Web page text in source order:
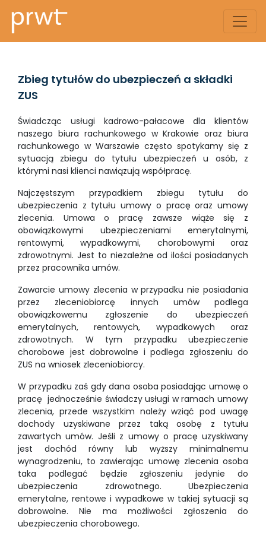
Zbieg tytułów do ubezpieczeń a składki
ZUS
Świadcząc usługi kadrowo-pałacowe dla klientów
naszego biura rachunkowego w Krakowie oraz biura
rachunkowego w Warszawie często spotykamy się z
sytuacją zbiegu do tytułu ubezpieczeń u osób, z
którymi nasi klienci nawiązują współpracę.
Najczęstszym przypadkiem zbiegu tytułu do
ubezpieczenia z tytułu umowy o pracę oraz umowy
zlecenia. Umowa o pracę zawsze wiąże się z
obowiązkowymi ubezpieczeniami emerytalnymi,
rentowymi, wypadkowymi, chorobowymi oraz
zdrowotnymi. Jest to niezależne od ilości posiadanych
przez pracownika umów.
Zawarcie umowy zlecenia w przypadku nie posiadania
przez zleceniobiorcę innych umów podlega
obowiązkowemu zgłoszenie do ubezpieczeń
emerytalnych, rentowych, wypadkowych oraz
zdrowotnych. W tym przypadku ubezpieczenie
chorobowe jest dobrowolne i podlega zgłoszeniu do
ZUS na wniosek zleceniobiorcy.
W przypadku zaś gdy dana osoba posiadając umowę o
pracę jednocześnie świadczy usługi w ramach umowy
zlecenia, przede wszystkim należy wziąć pod uwagę
dochody uzyskiwane przez taką osobę z tytułu
zawartych umów. Jeśli z umowy o pracę uzyskiwany
jest dochód równy lub wyższy minimalnemu
wynagrodzeniu, to zawierając umowę zlecenia osoba
taka podlegać będzie zgłoszeniu jedynie do
ubezpieczenia zdrowotnego. Ubezpieczenia
emerytalne, rentowe i wypadkowe w takiej sytuacji są
dobrowolne. Nie ma możliwości zgłoszenia do
ubezpieczenia chorobowego.